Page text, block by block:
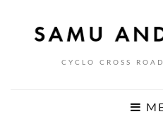
CYCLO CROSS